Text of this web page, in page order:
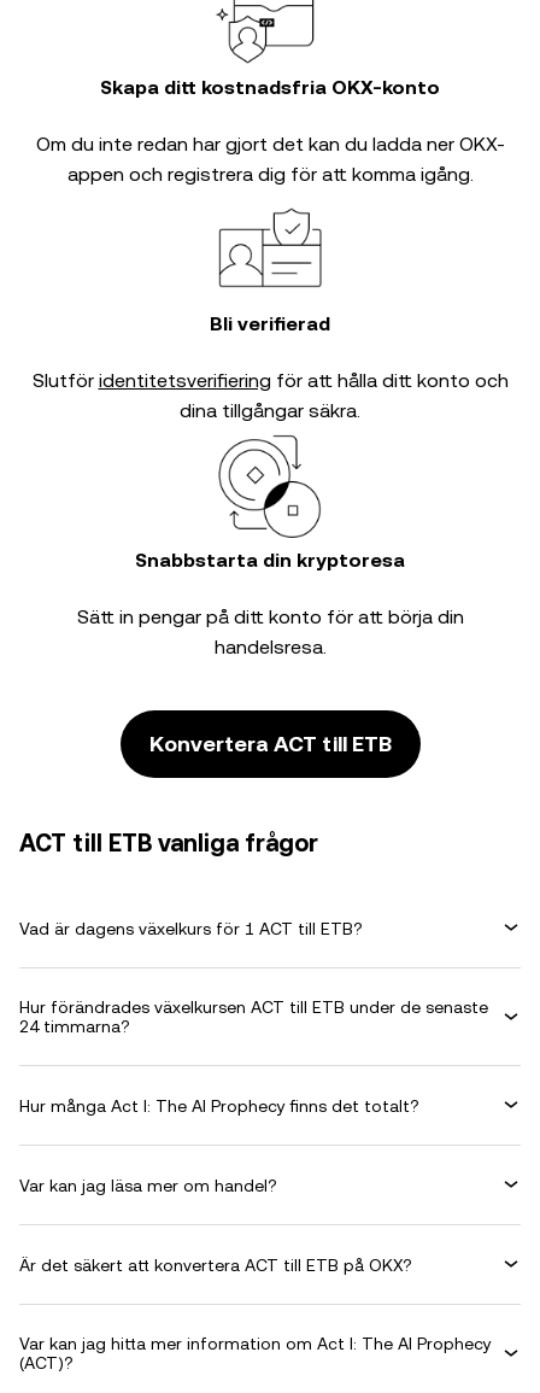
Skapa ditt kostnadsfria OKX-konto
Om du inte redan har gjort det kan du ladda ner OKX-
appen och registrera dig för att komma igång.
Bli verifierad
Slutför identitetsverifiering för att hålla ditt konto och
dina tillgångar säkra.
Snabbstarta din kryptoresa
Sätt in pengar på ditt konto för att börja din
handelsresa.
Konvertera ACT till ETB
ACT till ETB vanliga frågor
Vad är dagens växelkurs för 1 ACT till ETB?
Hur förändrades växelkursen ACT till ETB under de senaste
24 timmarna?
Hur många Act I: The AI Prophecy finns det totalt?
Var kan jag läsa mer om handel?
Är det säkert att konvertera ACT till ETB på OKX?
Var kan jag hitta mer information om Act I: The AI Prophecy
(ACT)?